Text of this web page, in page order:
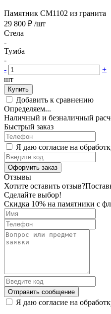
Памятник CM1102 из гранита
29 800 ₽ /шт
Стела
-
Тумба
-
-
+
шт
Купить
Добавить к сравнению
Определяем...
Наличный и безналичный
Быстрый заказ
Я даю согласие на
Оформить заказ
Отзывы
Хотите оставить отзыв?
Сделайте выбор!
Скидка 10% на памятники с
Отправить сообщение
Я даю согласие на